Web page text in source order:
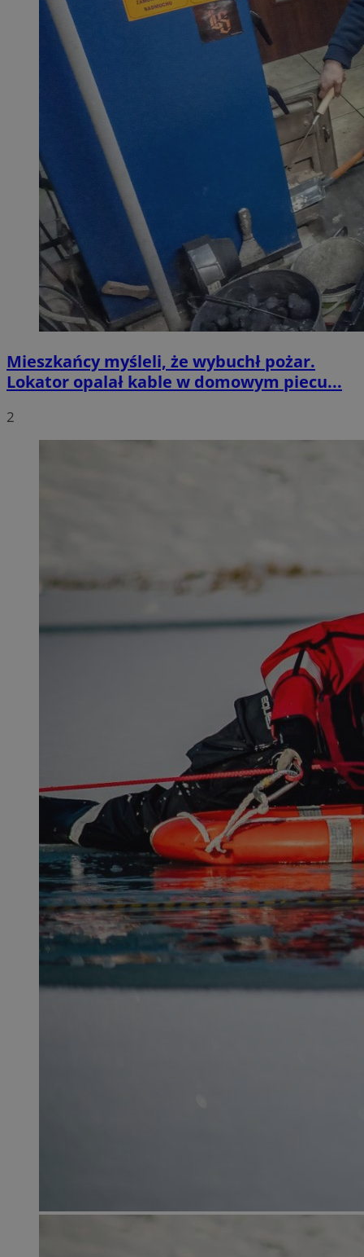
Mieszkańcy myśleli, że wybuchł pożar.
Lokator opalał kable w domowym piecu...
2